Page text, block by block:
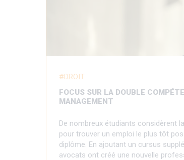
DROIT
FOCUS SUR LA DOUBLE
MANAGEMENT
De nombreux étudiants considèrent
pour trouver un emploi le plus tôt
diplôme. En ajoutant un cursus
avocats ont créé une nouvelle